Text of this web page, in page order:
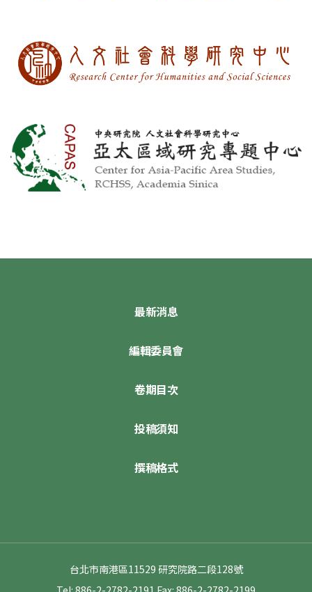
最新消息
編輯委員會
卷期目次
投稿須知
撰稿格式
台北市南港區11529 研究院路二段128號